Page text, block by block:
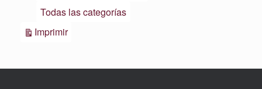
Todas las categorías
ImprimirVistas